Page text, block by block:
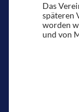
Das
späteren
worden
und von